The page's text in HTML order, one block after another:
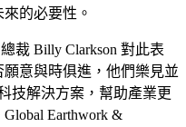
的必要性。
總裁 Billy Clarkson 對此表
意與時俱進，他們樂見並
技解決方案，幫助產業更
Earthwork &